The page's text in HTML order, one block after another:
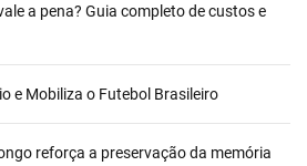
a pena? Guia completo de custos e
e Mobiliza o Futebol Brasileiro
reforça a preservação da memória